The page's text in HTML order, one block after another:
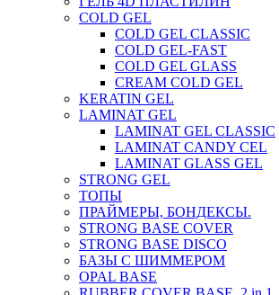
COLD GEL
COLD GEL CLASSIC
COLD GEL-FAST
COLD GEL GLASS
CREAM COLD GEL
KERATIN GEL
LAMINAT GEL
LAMINAT GEL CLASSIС
LAMINAT CANDY CEL
LAMINAT GLASS GEL
STRONG GEL
ТОПЫ
ПРАЙМЕРЫ, БОНДЕКСЫ.
STRONG BASE COVER
STRONG BASE DISCO
БАЗЫ С ШИММЕРОМ
OPAL BASE